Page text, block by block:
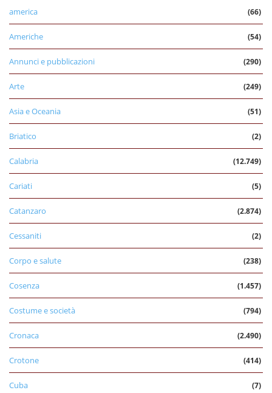
america (66)
Americhe (54)
Annunci e pubblicazioni (290)
Arte (249)
Asia e Oceania (51)
Briatico (2)
Calabria (12.749)
Cariati (5)
Catanzaro (2.874)
Cessaniti (2)
Corpo e salute (238)
Cosenza (1.457)
Costume e società (794)
Cronaca (2.490)
Crotone (414)
Cuba (7)